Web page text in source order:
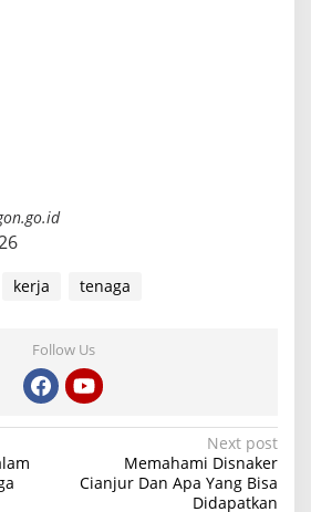
kerja tenaga
Follow Us
Next post
Memahami Disnaker
Cianjur Dan Apa Yang Bisa
Didapatkan